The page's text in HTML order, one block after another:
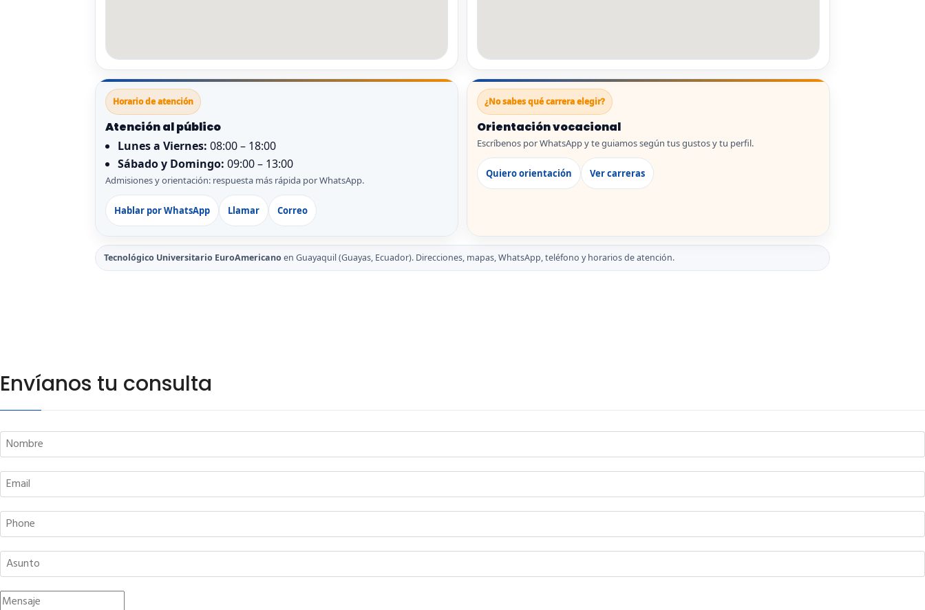
Horario de atención
Atención al público
Lunes a Viernes: 08:00 – 18:00
Sábado y Domingo: 09:00 – 13:00
Admisiones y orientación: respuesta más rápida por WhatsApp.
Hablar por WhatsApp Llamar Correo
¿No sabes qué carrera elegir?
Orientación vocacional
Escríbenos por WhatsApp y te guiamos según tus gustos y tu perfil.
Quiero orientación Ver carreras
Tecnológico Universitario EuroAmericanoen Guayaquil (Guayas, Ecuador). Direcciones, mapas, WhatsApp, teléfono y horarios de atención.
Envíanos tu consulta